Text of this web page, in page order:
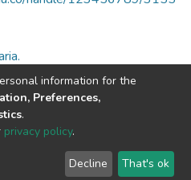
© 2002-2026
End User
Agreement
Send
Feedback
information for the
Preferences,
.
privacy policy.
Decline That's ok